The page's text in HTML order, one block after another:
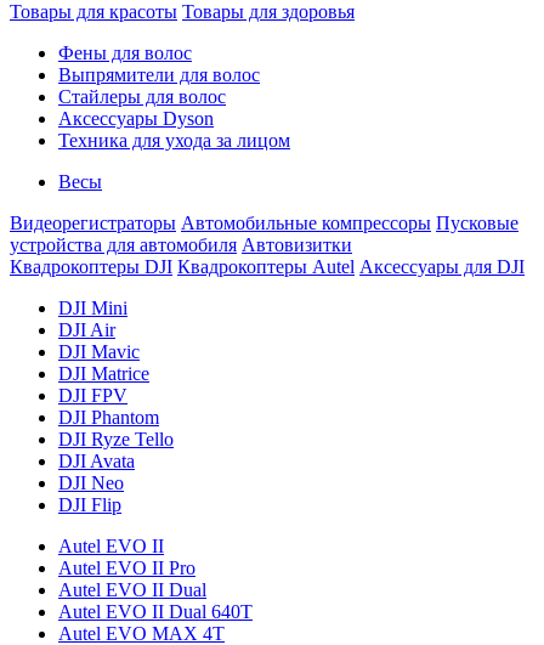
Товары для красоты Товары для здоровья
Фены для волос
Выпрямители для волос
Стайлеры для волос
Аксессуары Dyson
Техника для ухода за лицом
Весы
Видеорегистраторы Автомобильные компрессоры Пусковые
устройства для автомобиля Автовизитки
Квадрокоптеры DJI Квадрокоптеры Autel Аксессуары для DJI
DJI Mini
DJI Air
DJI Mavic
DJI Matrice
DJI FPV
DJI Phantom
DJI Ryze Tello
DJI Avata
DJI Neo
DJI Flip
Autel EVO II
Autel EVO II Pro
Autel EVO II Dual
Autel EVO II Dual 640T
Autel EVO MAX 4T